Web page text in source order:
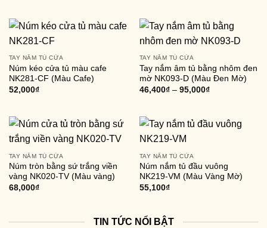
TAY NẮM TỦ CỬA
Núm kéo cửa tủ màu cafe
NK281-CF (Màu Cafe)
52,000₫
TAY NẮM TỦ CỬA
Tay nắm âm tủ bằng nhôm đen
mờ NK093-D (Màu Đen Mờ)
46,400₫– 95,000₫
TAY NẮM TỦ CỬA
Núm tròn bằng sứ trắng viền
vàng NK020-TV (Màu vàng)
68,000₫
TAY NẮM TỦ CỬA
Núm nắm tủ đầu vuông
NK219-VM (Màu Vàng Mờ)
55,100₫
TIN TỨC NỔI BẬT